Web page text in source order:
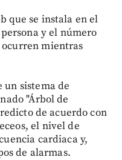
que se instala en el
y el número
ocurren mientras
sistema de
"Árbol de
de acuerdo con
el nivel de
cardiaca y,
de alarmas.